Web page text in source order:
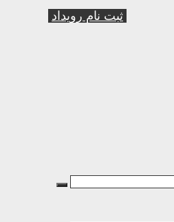
ثبت نام رویداد